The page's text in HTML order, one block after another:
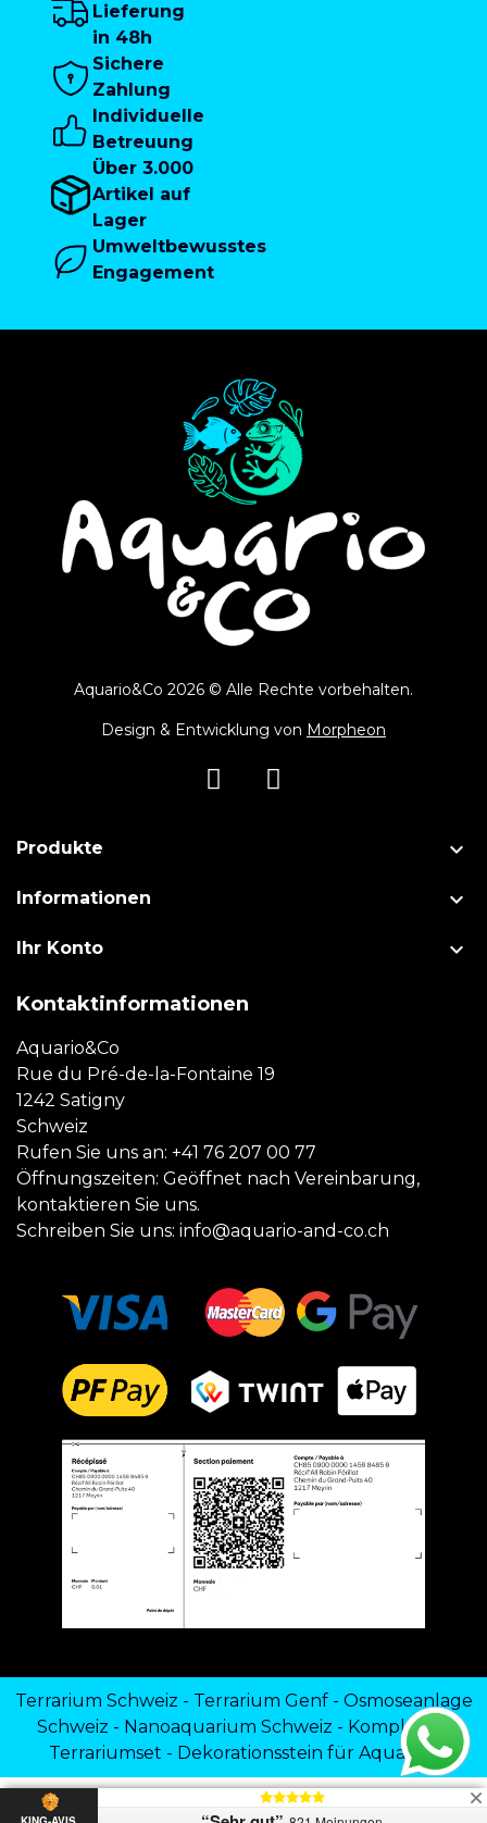
Lieferung
in 48h
Sichere
Zahlung
Individuelle
Betreuung
Über 3.000
Artikel auf
Lager
Umweltbewusstes
Engagement
Aquario&Co 2026 © Alle Rechte vorbehalten.
Design & Entwicklung von Morpheon
Produkte 
Informationen 
Ihr Konto 
Kontaktinformationen
Aquario&Co
Rue du Pré-de-la-Fontaine 19
1242 Satigny
Schweiz
Rufen Sie uns an: +41 76 207 00 77
Öffnungszeiten: Geöffnet nach Vereinbarung,
kontaktieren Sie uns.
Schreiben Sie uns: info@aquario-and-co.ch
Terrarium Schweiz - Terrarium Genf- Osmoseanlage
Schweiz - Nanoaquarium Schweiz - Komplettes
Terrariumset - Dekorationsstein für Aquarien